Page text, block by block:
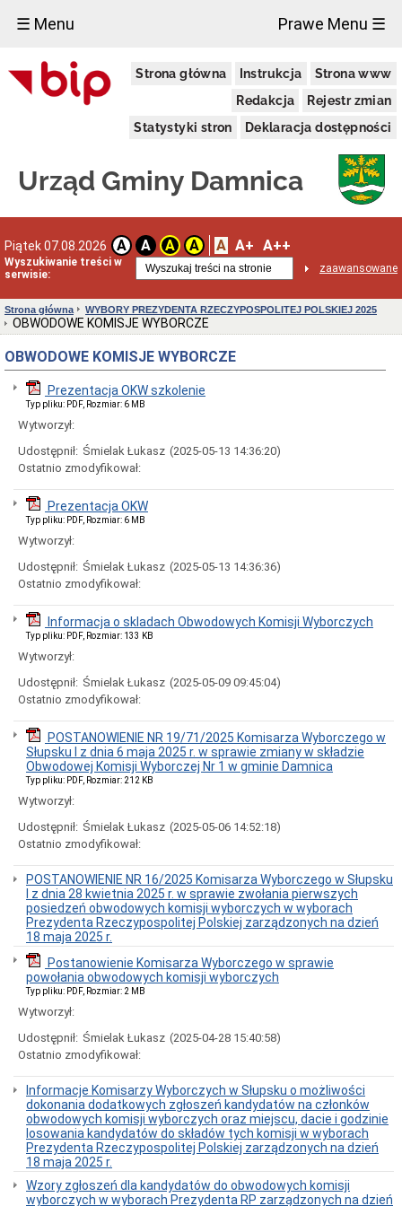
☰ Menu Prawe Menu ☰
Strona główna Instrukcja
Strona www
Redakcja
Rejestr zmian
Statystyki stron
Deklaracja dostępności
Urząd Gminy Damnica
Piątek 07.08.2026 A A A A A A+ A++
Wyszukiwanie treści w
serwisie:
zaawansowane
Urząd
Gminy
Gmina
Dni
interesantów
w
sprawach
i
wniosków
dla
osób
niesłyszących
Organizacja
Urzędu
Regulamin
Organizacyjny
Urzędu
Statut
Gminy
Budżet
Konsultacje
Społeczne
Punkty
pomocy
prawnej
Raport
stanie
Gminy
Strategia
rozwoju
gminy
Ochrona
Danych
Osobowych
Rejestr
żłobków
Punkt
Potwierdzający
Profil
Zaufany
Obrona
Zarządzanie
Kryzysowe
Komunikaty
Informacja
sprawie
bonu
ciepłowniczego
Komunikat
dnia
28.04.2026
przydatności
wody
Strona główna WYBORY PREZYDENTA RZECZYPOSPOLITEJ POLSKIEJ 2025
OBWODOWE KOMISJE WYBORCZE
OBWODOWE KOMISJE WYBORCZE
Prezentacja OKW szkolenie
Typ pliku: PDF, Rozmiar: 6 MB
Wytworzył:
Udostępnił: Śmielak Łukasz (2025-05-13 14:36:20)
Ostatnio zmodyfikował:
Prezentacja OKW
Typ pliku: PDF, Rozmiar: 6 MB
Wytworzył:
Udostępnił: Śmielak Łukasz (2025-05-13 14:36:36)
Ostatnio zmodyfikował:
Informacja o skladach Obwodowych Komisji Wyborczych
Typ pliku: PDF, Rozmiar: 133 KB
Wytworzył:
Udostępnił: Śmielak Łukasz (2025-05-09 09:45:04)
Ostatnio zmodyfikował:
POSTANOWIENIE NR 19/71/2025 Komisarza Wyborczego w
Słupsku I z dnia 6 maja 2025 r. w sprawie zmiany w składzie
Obwodowej Komisji Wyborczej Nr 1 w gminie Damnica
Typ pliku: PDF, Rozmiar: 212 KB
Wytworzył:
Udostępnił: Śmielak Łukasz (2025-05-06 14:52:18)
Ostatnio zmodyfikował:
POSTANOWIENIE NR 16/2025 Komisarza Wyborczego w Słupsku
I z dnia 28 kwietnia 2025 r. w sprawie zwołania pierwszych
posiedzeń obwodowych komisji wyborczych w wyborach
Prezydenta Rzeczypospolitej Polskiej zarządzonych na dzień
18 maja 2025 r.
Postanowienie Komisarza Wyborczego w sprawie
powołania obwodowych komisji wyborczych
Typ pliku: PDF, Rozmiar: 2 MB
Wytworzył:
Udostępnił: Śmielak Łukasz (2025-04-28 15:40:58)
Ostatnio zmodyfikował:
Informacje Komisarzy Wyborczych w Słupsku o możliwości
dokonania dodatkowych zgłoszeń kandydatów na członków
obwodowych komisji wyborczych oraz miejscu, dacie i godzinie
losowania kandydatów do składów tych komisji w wyborach
Prezydenta Rzeczypospolitej Polskiej zarządzonych na dzień
18 maja 2025 r.
Wzory zgłoszeń dla kandydatów do obwodowych komisji
wyborczych w wyborach Prezydenta RP zarządzonych na dzień
×